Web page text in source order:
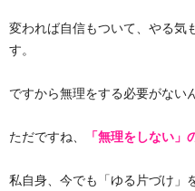
変われば自信もついて、やる気
す。
ですから無理をする必要がない
ただですね、 「無理をしない」
私自身、今でも「ゆる片づけ」